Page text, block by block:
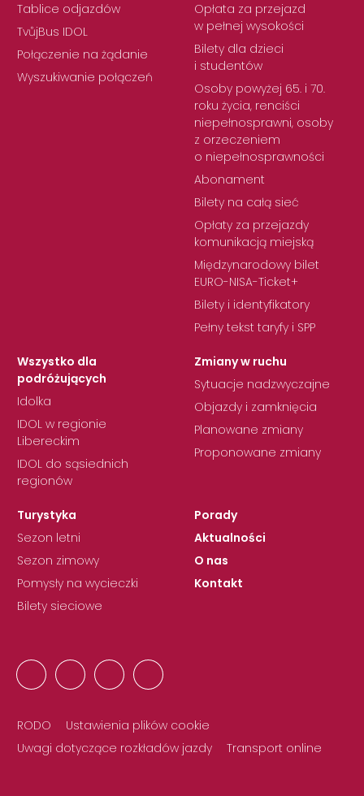
Tablice odjazdów
TvůjBus IDOL
Połączenie na żądanie
Wyszukiwanie połączeń
Opłata za przejazd
w pełnej wysokości
Bilety dla dzieci
i studentów
Osoby powyżej 65. i 70.
roku życia, renciści
niepełnosprawni, osoby
z orzeczeniem
o niepełnosprawności
Abonament
Bilety na całą sieć
Opłaty za przejazdy
komunikacją miejską
Międzynarodowy bilet
EURO-NISA-Ticket+
Bilety i identyfikatory
Pełny tekst taryfy i SPP
Wszystko dla
podróżujących
Idolka
IDOL w regionie
Libereckim
IDOL do sąsiednich
regionów
Zmiany w ruchu
Sytuacje nadzwyczajne
Objazdy i zamknięcia
Planowane zmiany
Proponowane zmiany
Turystyka
Sezon letni
Sezon zimowy
Pomysły na wycieczki
Bilety sieciowe
Porady
Aktualności
O nas
Kontakt
RODO
Ustawienia plików cookie
Uwagi dotyczące rozkładów jazdy
Transport online